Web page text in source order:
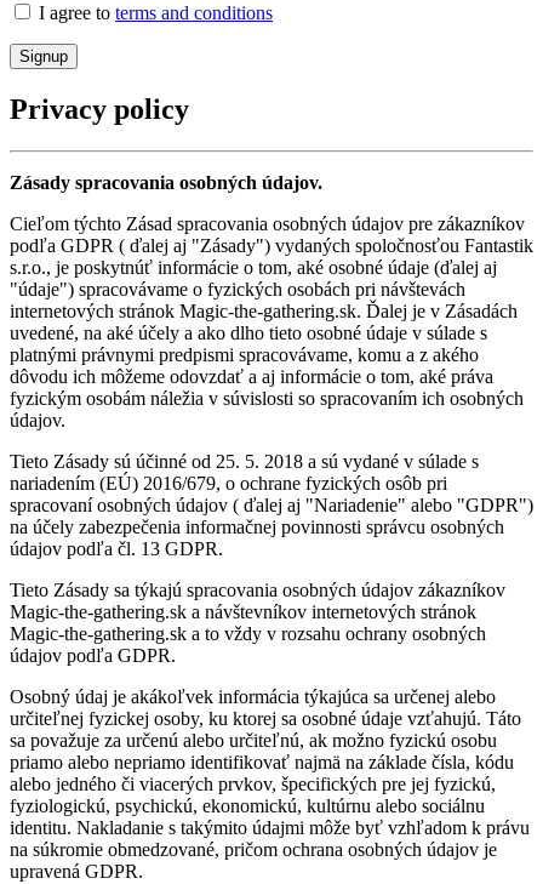
I agree to terms and conditions
Signup
Privacy policy
Zásady spracovania osobných údajov.
Cieľom týchto Zásad spracovania osobných údajov pre zákazníkov
podľa GDPR ( ďalej aj "Zásady") vydaných spoločnosťou Fantastik
s.r.o., je poskytnúť informácie o tom, aké osobné údaje (ďalej aj
"údaje") spracovávame o fyzických osobách pri návštevách
internetových stránok Magic-the-gathering.sk. Ďalej je v Zásadách
uvedené, na aké účely a ako dlho tieto osobné údaje v súlade s
platnými právnymi predpismi spracovávame, komu a z akého
dôvodu ich môžeme odovzdať a aj informácie o tom, aké práva
fyzickým osobám náležia v súvislosti so spracovaním ich osobných
údajov.
Tieto Zásady sú účinné od 25. 5. 2018 a sú vydané v súlade s
nariadením (EÚ) 2016/679, o ochrane fyzických osôb pri
spracovaní osobných údajov ( ďalej aj "Nariadenie" alebo "GDPR")
na účely zabezpečenia informačnej povinnosti správcu osobných
údajov podľa čl. 13 GDPR.
Tieto Zásady sa týkajú spracovania osobných údajov zákazníkov
Magic-the-gathering.sk a návštevníkov internetových stránok
Magic-the-gathering.sk a to vždy v rozsahu ochrany osobných
údajov podľa GDPR.
Osobný údaj je akákoľvek informácia týkajúca sa určenej alebo
určiteľnej fyzickej osoby, ku ktorej sa osobné údaje vzťahujú. Táto
sa považuje za určenú alebo určiteľnú, ak možno fyzickú osobu
priamo alebo nepriamo identifikovať najmä na základe čísla, kódu
alebo jedného či viacerých prvkov, špecifických pre jej fyzickú,
fyziologickú, psychickú, ekonomickú, kultúrnu alebo sociálnu
identitu. Nakladanie s takýmito údajmi môže byť vzhľadom k právu
na súkromie obmedzované, pričom ochrana osobných údajov je
upravená GDPR.